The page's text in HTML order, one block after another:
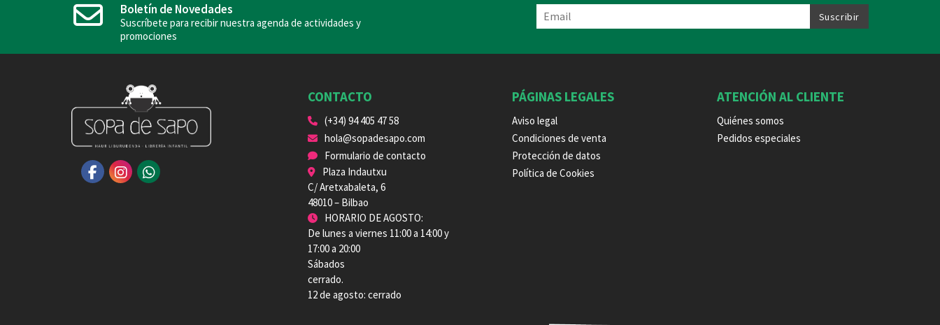
Boletín de Novedades
Suscríbete para recibir nuestra agenda de actividades y
promociones
CONTACTO
(+34) 94 405 47 58
hola@sopadesapo.com
Formulario de contacto
Plaza Indautxu
C/ Aretxabaleta, 6
48010 – Bilbao
HORARIO DE AGOSTO:
De lunes a viernes 11:00 a 14:00 y
17:00 a 20:00
Sábados
cerrado.
12 de agosto: cerrado
PÁGINAS LEGALES
Aviso legal
Condiciones de venta
Protección de datos
Política de Cookies
ATENCIÓN AL CLIENTE
Quiénes somos
Pedidos especiales